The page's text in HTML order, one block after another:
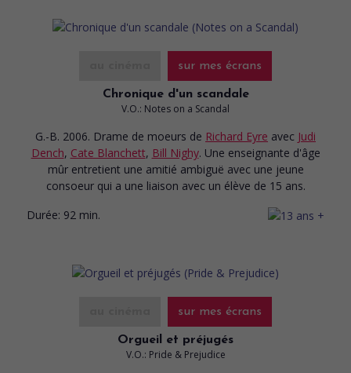
sur mes écrans
Chronique d'un scandale
V.O.: Notes on a Scandal
G.-B. 2006. Drame de moeurs de Richard Eyre avec Judi
Dench, Cate Blanchett, Bill Nighy. Une enseignante d'âge
mûr entretient une amitié ambiguë avec une jeune
consoeur qui a une liaison avec un élève de 15 ans.
Durée: 92 min.
sur mes écrans
Orgueil et préjugés
V.O.: Pride & Prejudice